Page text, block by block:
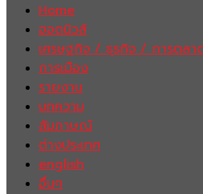
Home
ฮอตนิวส์
เศรษฐกิจ / ธุรกิจ / การตลา
การเมือง
รายงาน
บทความ
สัมภาษณ์
ต่างประเทศ
english
อื่นๆ